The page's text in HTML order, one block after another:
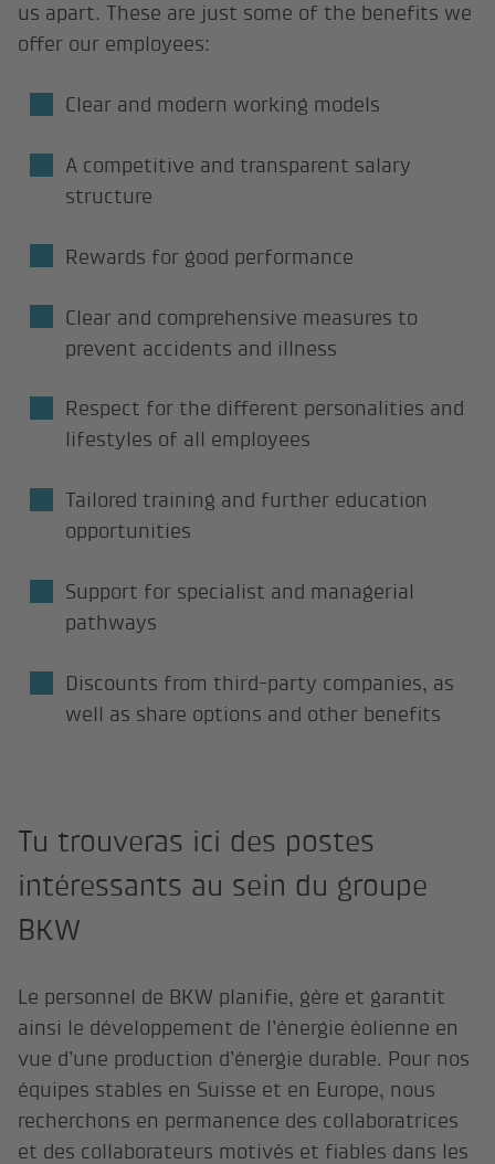
us apart. These are just some of the benefits we
offer our employees:
Clear and modern working models
A competitive and transparent salary
structure
Rewards for good performance
Clear and comprehensive measures to
prevent accidents and illness
Respect for the different personalities and
lifestyles of all employees
Tailored training and further education
opportunities
Support for specialist and managerial
pathways
Discounts from third-party companies, as
well as share options and other benefits
Tu trouveras ici des postes
intéressants au sein du groupe
BKW
Le personnel de BKW planifie, gère et garantit
ainsi le développement de l’énergie éolienne en
vue d’une production d’énergie durable. Pour nos
équipes stables en Suisse et en Europe, nous
recherchons en permanence des collaboratrices
et des collaborateurs motivés et fiables dans les